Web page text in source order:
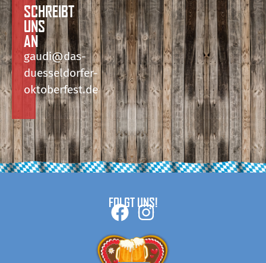
SCHREIBT
UNS
AN
gaudi@das-
duesseldorfer-
oktoberfest.de
FOLGT UNS!